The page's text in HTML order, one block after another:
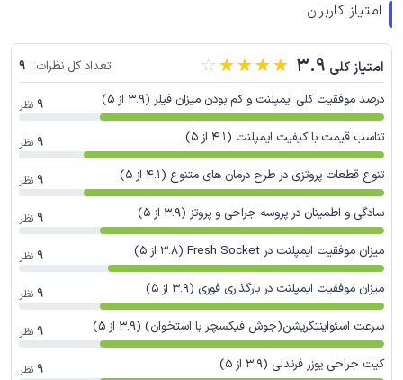
امتیاز کاربران
امتیاز کلی 3.9
☆☆☆☆☆ تعداد کل نظرات : 9
درصد موفقیت کلی ایمپلنت و کم بودن میزان فیلر (3.9 از 5) 9 نظر
تناسب قیمت با کیفیت ایمپلنت (4.1 از 5) 9 نظر
تنوع قطعات پروتزی در طرح درمان های متنوع (4.1 از 5) 9 نظر
سادگی و اطمینان در پروسه جراحی و پروتز (3.9 از 5) 9 نظر
میزان موفقیت ایمپلنت در Fresh Socket (3.8 از 5) 9 نظر
میزان موفقیت ایمپلنت در بارگذاری فوری (3.9 از 5) 9 نظر
سرعت اسئواینتگریشن(جوش فیکسچر با استخوان) (3.9 از 5) 9 نظر
کیت جراحی یوزر فرندلی (3.9 از 5) 9 نظر